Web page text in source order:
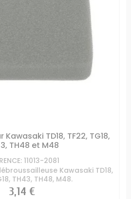
TD18, TF22, TG18,
TH48 et M48
11013-2081
Kawasaki TD18,
TH43, TH48, M48.
Prix
3,14 €